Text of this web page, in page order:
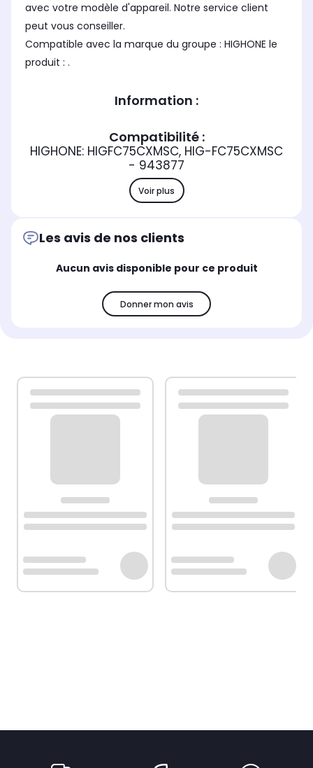
avec votre modèle d'appareil. Notre service client
peut vous conseiller.
Compatible avec la marque du groupe : HIGHONE le
produit : .
Information :
Compatibilité :
HIGHONE: HIGFC75CXMSC, HIG-FC75CXMSC
- 943877
Voir plus
Les avis de nos clients
Aucun avis disponible pour ce produit
Donner mon avis